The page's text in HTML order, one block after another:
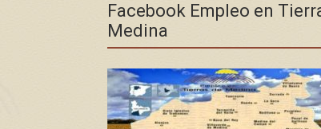
Facebook Empleo en
Medina